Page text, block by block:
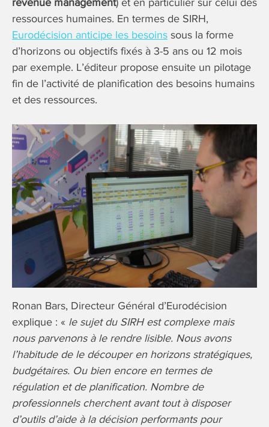
revenue management) et en particulier sur celui des
ressources humaines. En termes de SIRH,
Eurodécision anticipe les besoins sous la forme
d’horizons ou objectifs fixés à 3-5 ans ou 12 mois
par exemple. L’éditeur propose ensuite un pilotage
fin de l’activité de planification des besoins humains
et des ressources.
Ronan Bars, Directeur Général d’Eurodécision
explique : « le sujet du SIRH est complexe mais
nous parvenons à le rendre lisible. Nous avons
l’habitude de le découper en horizons stratégiques,
budgétaires. Ou bien encore en termes de
régulation et de planification. Nombre de
professionnels cherchent avant tout à disposer
d’outils d’aide à la décision performants pour